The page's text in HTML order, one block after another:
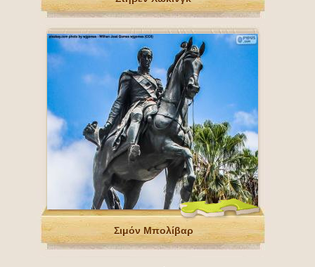
Σιμόν Μπολίβαρ